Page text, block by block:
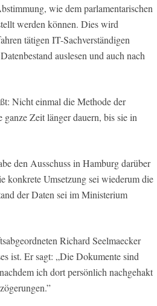
wie dem parlamentarischen
werden können. Dies wird
tätigen IT-Sachverständigen
auslesen und auch nach
Nicht einmal die Methode der
Zeit länger dauern, bis sie in
den Ausschuss in Hamburg darüber
konkrete Umsetzung sei wiederum die
der Daten sei im Ministerium
Richard Seelmaecker
ist. Er sagt: „Die Dokumente sind
ich dort persönlich nachgehakt